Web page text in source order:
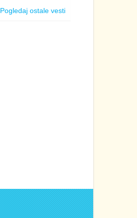
Pogledaj ostale vesti